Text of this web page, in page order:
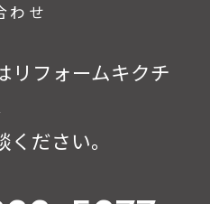
わせ
リフォームキクチ
ださい。